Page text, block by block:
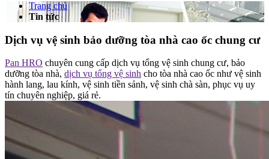
Trang chủ
Tin tức
Dịch vụ vệ sinh bảo dưỡng tòa nhà cao ốc chung cư
Pan HRO chuyên cung cấp dịch vụ tổng vệ sinh chung cư, bảo
dưỡng tòa nhà, dịch vụ tổng vệ sinh cho tòa nhà cao ốc như vệ sinh
hành lang, lau kính, vệ sinh tiền sảnh, vệ sinh chà sàn, phục vụ uy
tín chuyên nghiệp, giá rẻ.